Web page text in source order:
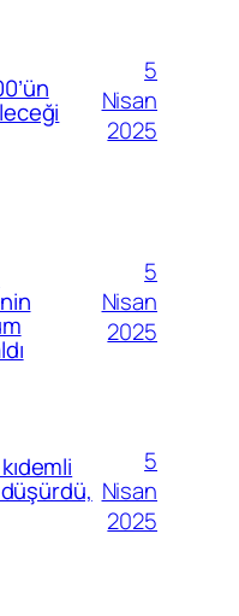
5
Nisan
2025
5
Nisan
2025
5
Nisan
2025